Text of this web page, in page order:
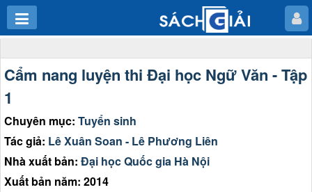
Cẩm nang luyện thi Đại học Ngữ Văn - Tập
1
Chuyên mục: Tuyển sinh
Tác giả: Lê Xuân Soan - Lê Phương Liên
Nhà xuất bản: Đại học Quốc gia Hà Nội
Xuất bản năm: 2014